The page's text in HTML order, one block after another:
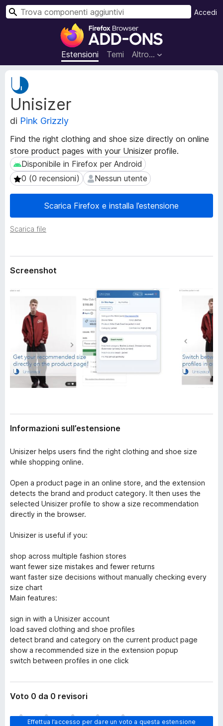
C
o
m
p
i
a
g
g
i
u
n
t
i
r
F
i
r
e
f
x
Estensioni Temi Altro…
Accedi
C
Unisizer
di Pink Grizzly
Find the right clothing and shoe size directly on online
store product pages with your Unisizer profile.
Disponibile in Firefox per Android
Disponibile in Firefox per Android
0 (0 recensioni)
0 (0 recensioni) Nessun utente
Nessun utente
Scarica Firefox e installa l’estensione
Scarica file
M
e
t
a
d
t
i
e
s
t
e
s
i
e
Screenshot
Informazioni sull’estensione
Unisizer helps users find the right clothing and shoe size
while shopping online.
Open a product page in an online store, and the extension
detects the brand and product category. It then uses the
selected Unisizer profile to show a size recommendation
directly in the browser.
Unisizer is useful if you:
shop across multiple fashion stores
want fewer size mistakes and fewer returns
want faster size decisions without manually checking every
size chart
Main features:
sign in with a Unisizer account
load saved clothing and shoe profiles
detect brand and category on the current product page
show a recommended size in the extension popup
switch between profiles in one click
Voto 0 da 0 revisori
Effettua l’accesso per dare un voto a questa estensione
N